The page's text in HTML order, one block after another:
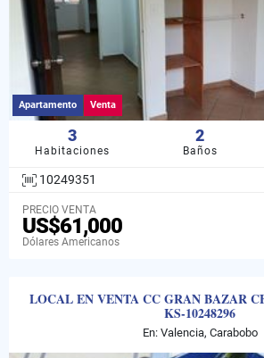
Apartamento Venta
3
Habitaciones
2
Baños
10249351
PRECIO VENTA
US$61,000
Dólares Americanos
LOCAL EN VENTA CC GRAN BAZAR
KS-10248296
En: Valencia, Carabobo